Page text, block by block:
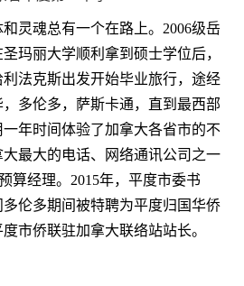
灵魂总有一个在路上。2006级岳
玛丽大学顺利拿到硕士学位后，
法克斯出发开始毕业旅行，途经
多伦多，萨斯卡通，直到最西部
年时间体验了加拿大各省市的不
最大的电话、网络通讯公司之一
算经理。2015年，平度市委书
伦多期间被特聘为平度归国华侨
市侨联驻加拿大联络站站长。